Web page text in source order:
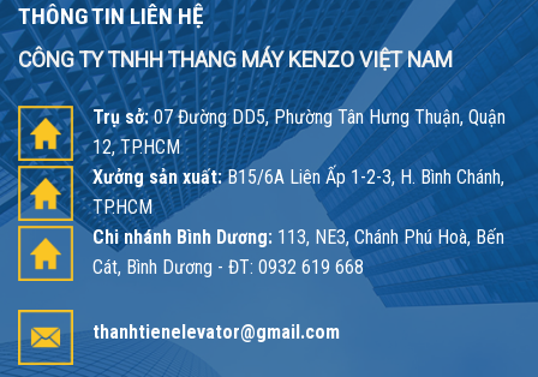
THÔNG TIN LIÊN HỆ
CÔNG TY TNHH THANG MÁY KENZO VIỆT NAM
Trụ sở:07 Đường DD5, Phường Tân Hưng Thuận, Quận
12, TP.HCM
Xưởng sản xuất:B15/6A Liên Ấp 1-2-3, H. Bình Chánh,
TP.HCM
Chi nhánh Bình Dương: 113, NE3, Chánh Phú Hoà, Bến
Cát, Bình Dương - ĐT: 0932 619 668
thanhtienelevator@gmail.com